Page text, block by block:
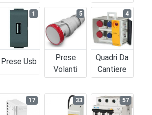
Prese Usb
1
Prese
Volanti
5
Quadri Da
Cantiere
4
17 33 57